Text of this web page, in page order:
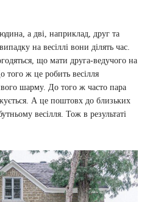
а дві, наприклад, друг та
на весіллі вони ділять час.
що мати друга-ведучого на
того ж це робить весілля
шарму. До того ж часто пара
А це поштовх до близьких
весілля. Тож в результаті